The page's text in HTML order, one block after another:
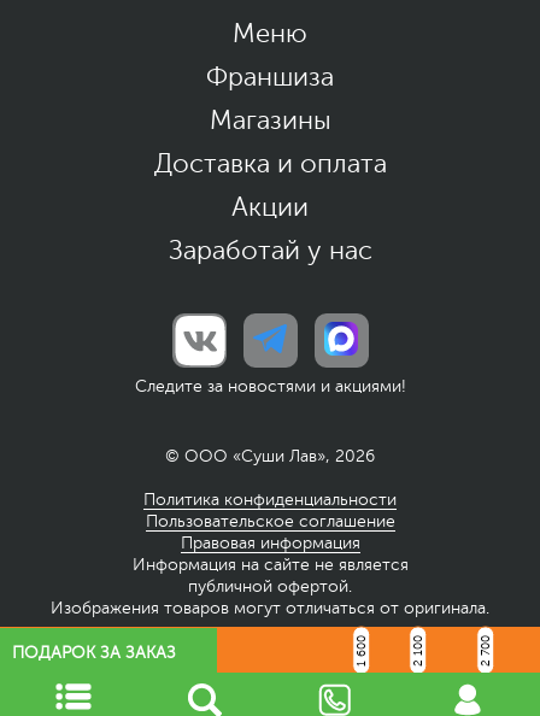
Меню
Франшиза
Магазины
Доставка и оплата
Акции
Заработай у нас
Следите за новостями и акциями!
© ООО «Суши Лав», 2026
Политика конфиденциальности
Пользовательское соглашение
Правовая информация
Информация на сайте не является
публичной офертой.
Изображения товаров могут отличаться от оригинала.
ПОДАРОК ЗА ЗАКАЗ 1 600 2 100 2 700